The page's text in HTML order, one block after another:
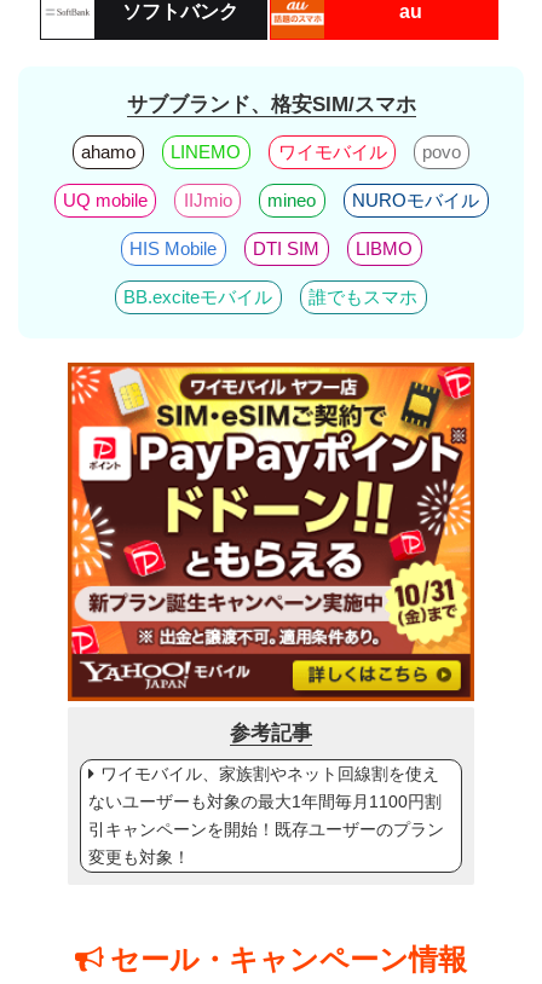
ソフトバンク au
サブブランド、格安SIM/スマホ
ahamo LINEMO ワイモバイル povo
UQ mobile IIJmio mineo NUROモバイル
HIS Mobile DTI SIM LIBMO
BB.exciteモバイル 誰でもスマホ
参考記事
ワイモバイル、家族割やネット回線割を使え
ないユーザーも対象の最大1年間毎月1100円割
引キャンペーンを開始！既存ユーザーのプラン
変更も対象！
セール・キャンペーン情報